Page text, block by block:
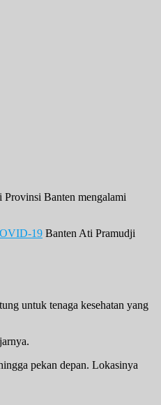
Banten mengalami
19 Banten Ati Pramudji
untuk tenaga kesehatan yang
pekan depan. Lokasinya